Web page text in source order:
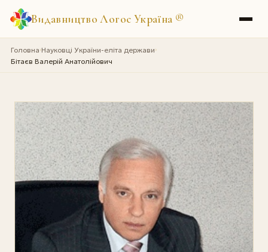
Видавництво Логос Україна ®
Головна›Науковці України-еліта держави›
Бітаєв Валерій Анатолійович